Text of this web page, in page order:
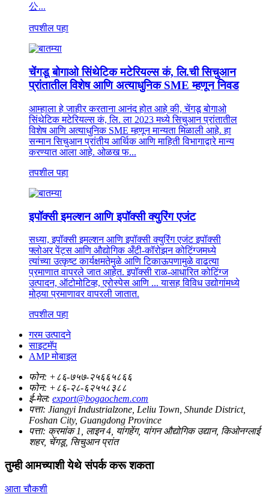
公...
तपशील पहा
चेंगडू बोगाओ सिंथेटिक मटेरियल्स कं, लि.ची सिचुआन
प्रांतातील विशेष आणि अत्याधुनिक SME म्हणून निवड
आम्हाला हे जाहीर करताना आनंद होत आहे की, चेंगडू बोगाओ
सिंथेटिक मटेरियल्स कं, लि. ला 2023 मध्ये सिचुआन प्रांतातील
विशेष आणि अत्याधुनिक SME म्हणून मान्यता मिळाली आहे. हा
सन्मान सिचुआन प्रांतीय आर्थिक आणि माहिती विभागाद्वारे मान्य
करण्यात आला आहे. ओळख फ...
तपशील पहा
इपॉक्सी इमल्शन आणि इपॉक्सी क्युरिंग एजंट
सध्या, इपॉक्सी इमल्शन आणि इपॉक्सी क्युरिंग एजंट इपॉक्सी
फ्लोअर पेंट्स आणि औद्योगिक अँटी-कॉरोझन कोटिंग्जमध्ये
त्यांच्या उत्कृष्ट कार्यक्षमतेमुळे आणि टिकाऊपणामुळे वाढत्या
प्रमाणात वापरले जात आहेत. इपॉक्सी राळ-आधारित कोटिंग्ज
उत्पादन, ऑटोमोटिव्ह, एरोस्पेस आणि ... यासह विविध उद्योगांमध्ये
मोठ्या प्रमाणावर वापरली जातात.
तपशील पहा
गरम उत्पादने
साइटमॅप
AMP मोबाइल
फोन: +८६-७५७-२५६६५८६६
फोन: +८६-२८-६२५५८३८८
ई-मेल: export@bogaochem.com
पत्ता: Jiangyi Industrialzone, Leliu Town, Shunde District,
Foshan City, Guangdong Province
पत्ता: क्रमांक 1, लाइन 4, यांगहेंग, यांगन औद्योगिक उद्यान, किओनग्लाई
शहर, चेंगडू, सिचुआन प्रांत
तुम्ही आमच्याशी येथे संपर्क करू शकता
आता चौकशी